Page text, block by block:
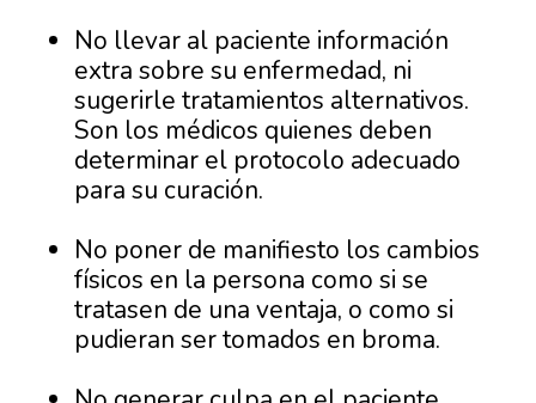
No llevar al paciente información
extra sobre su enfermedad, ni
sugerirle tratamientos alternativos.
Son los médicos quienes deben
determinar el protocolo adecuado
para su curación.
No poner de manifiesto los cambios
físicos en la persona como si se
tratasen de una ventaja, o como si
pudieran ser tomados en broma.